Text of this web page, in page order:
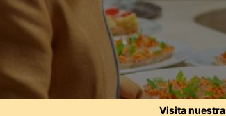
Visita